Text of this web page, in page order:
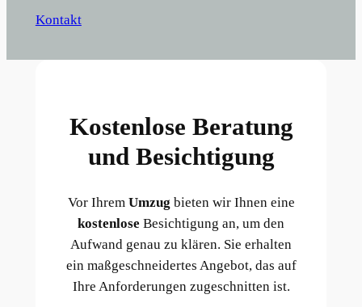
Kontakt
Kostenlose Beratung
und Besichtigung
Vor Ihrem Umzug bieten wir Ihnen eine
kostenlose Besichtigung an, um den
Aufwand genau zu klären. Sie erhalten
ein maßgeschneidertes Angebot, das auf
Ihre Anforderungen zugeschnitten ist.